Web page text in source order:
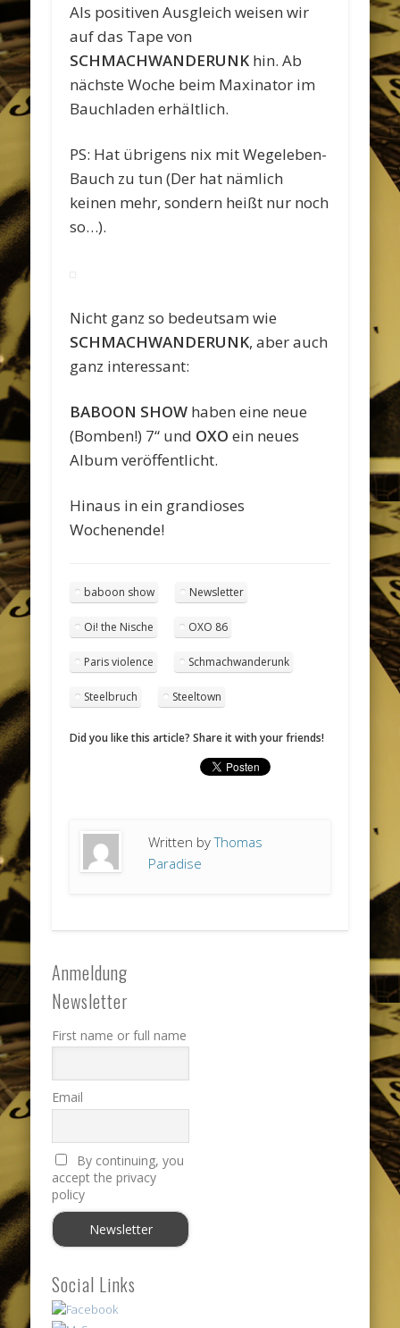
Als positiven Ausgleich weisen wir
auf das Tape von
SCHMACHWANDERUNK hin. Ab
nächste Woche beim Maxinator im
Bauchladen erhältlich.
PS: Hat übrigens nix mit Wegeleben-
Bauch zu tun (Der hat nämlich
keinen mehr, sondern heißt nur noch
so…).
Nicht ganz so bedeutsam wie
SCHMACHWANDERUNK, aber auch
ganz interessant:
BABOON SHOW haben eine neue
(Bomben!) 7“ und OXO ein neues
Album veröffentlicht.
Hinaus in ein grandioses
Wochenende!
baboon show Newsletter
Oi! the Nische OXO 86
Paris violence Schmachwanderunk
Steelbruch Steeltown
Did you like this article? Share it with your friends!
Written byThomas
Paradise
Anmeldung
Newsletter
First name or full name
Email
By continuing, you
accept the privacy
policy
Social Links